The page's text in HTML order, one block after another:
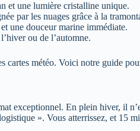
et une lumière cristalline unique.
par les nuages grâce à la
une douceur marine immédiate.
ou de l’automne.
météo. Voici notre guide
exceptionnel. En plein hiver, il
». Vous atterrissez, et 15